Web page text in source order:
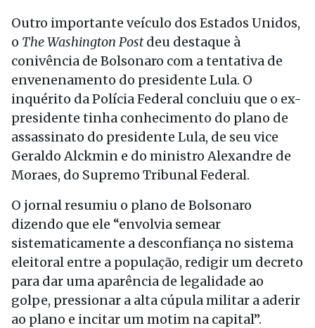
Outro importante veículo dos Estados Unidos,
o The Washington Postdeu destaque à
conivência de Bolsonaro com a tentativa de
envenenamento do presidente Lula. O
inquérito da Polícia Federal concluiu que o ex-
presidente tinha conhecimento do plano de
assassinato do presidente Lula, de seu vice
Geraldo Alckmin e do ministro Alexandre de
Moraes, do Supremo Tribunal Federal.
O jornal resumiu o plano de Bolsonaro
dizendo que ele “envolvia semear
sistematicamente a desconfiança no sistema
eleitoral entre a população, redigir um decreto
para dar uma aparência de legalidade ao
golpe, pressionar a alta cúpula militar a aderir
ao plano e incitar um motim na capital”.